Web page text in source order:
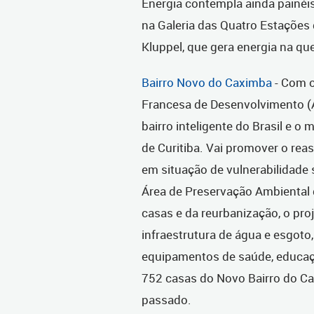
na Galeria das Quatro
Kluppel, que gera energia na
Bairro Novo do Caximba- Com
Francesa de Desenvolvimento
bairro inteligente do Brasil e o
de Curitiba. Vai promover o
em situação de vulnerabilidade
Área de Preservação
casas e da reurbanização, o
infraestrutura de água e
equipamentos de saúde,
752 casas do Novo Bairro do
passado.